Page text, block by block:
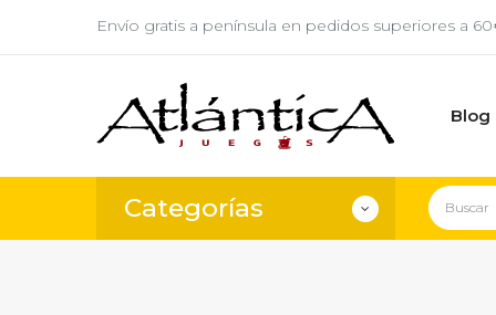
Envío gratis a península en pedidos superiores a
Blog
Categorías